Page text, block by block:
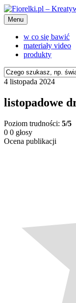
Menu
w co się bawić
materiały video
produkty
4 listopada 2024
listopadowe
Poziom trudności: 5/5
0 0 głosy
Ocena publikacji